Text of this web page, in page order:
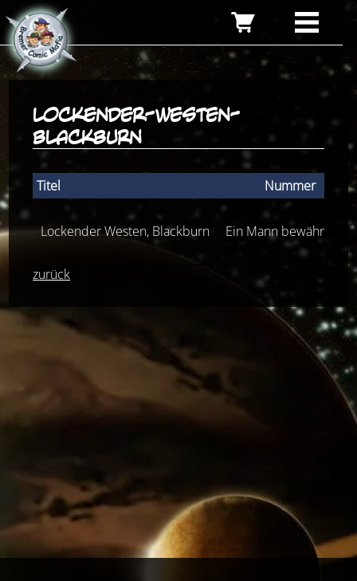
lockender-westen-
blackburn
Titel Nummer
Lockender Westen, Blackburn Ein Mann bewährt sich
zurück